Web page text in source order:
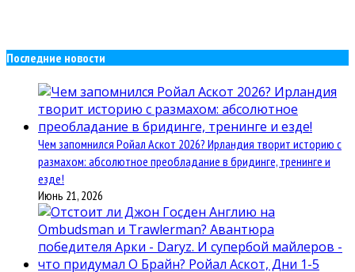
Последние новости
Чем запомнился Ройал Аскот 2026? Ирландия творит историю с
размахом: абсолютное преобладание в бридинге, тренинге и
езде!
Июнь 21, 2026